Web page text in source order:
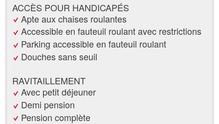
ACCÈS POUR HANDICAPÉS
Apte aux chaises roulantes
Accessible en fauteuil roulant avec restrictions
Parking accessible en fauteuil roulant
Douches sans seuil
RAVITAILLEMENT
Avec petit déjeuner
Demi pension
Pension complète